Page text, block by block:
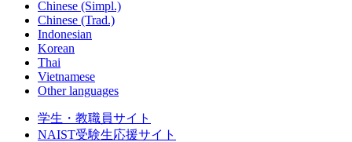
Chinese (Simpl.)
Chinese (Trad.)
Indonesian
Korean
Thai
Vietnamese
Other languages
学生・教職員サイト
NAIST受験生応援サイト